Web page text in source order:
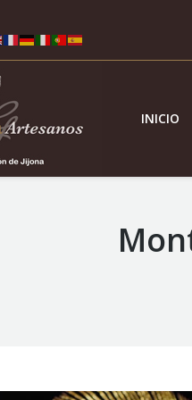
INICIO